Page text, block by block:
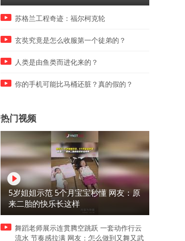
苏格兰工程奇迹：福尔柯克轮
玄奘究竟是怎么收服第一个徒弟的？
人类是由鱼类而进化来的？
你的手机可能比马桶还脏？真的假的？
热门视频
5岁姐姐示范 5个月宝宝秒懂 网友：原
来二胎的快乐长这样
舞蹈老师展示连贯腾空跳跃 一套动作行云
流水 节奏感拉满 网友：怎么做到又舞又武